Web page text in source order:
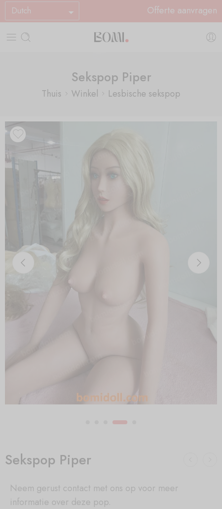
Dutch Offerte aanvragen
Sekspop Piper
Thuis Winkel Lesbische sekspop
Sekspop Piper
Neem gerust contact met ons op voor meer
informatie over deze pop.